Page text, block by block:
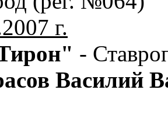
г.
-
Василий